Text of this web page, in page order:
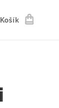
Košík